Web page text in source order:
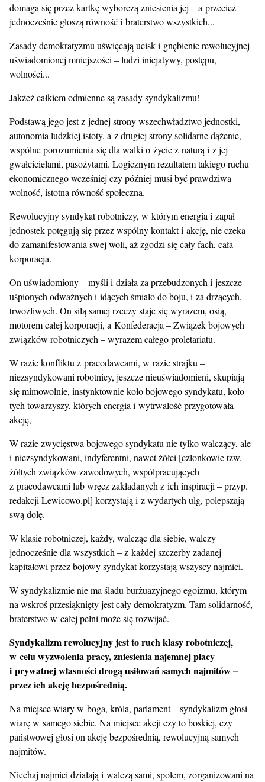
domaga się przez kartkę wyborczą zniesienia jej – a przecież
jednocześnie głoszą równość i braterstwo wszystkich...
Zasady demokratyzmu uświęcają ucisk i gnębienie rewolucyjnej
uświadomionej mniejszości – ludzi inicjatywy, postępu,
wolności...
Jakżeż całkiem odmienne są zasady syndykalizmu!
Podstawą jego jest z jednej strony wszechwładztwo jednostki,
autonomia ludzkiej istoty, a z drugiej strony solidarne dążenie,
wspólne porozumienia się dla walki o życie z naturą i z jej
gwałcicielami, pasożytami. Logicznym rezultatem takiego ruchu
ekonomicznego wcześniej czy później musi być prawdziwa
wolność, istotna równość społeczna.
Rewolucyjny syndykat robotniczy, w którym energia i zapał
jednostek potęgują się przez wspólny kontakt i akcję, nie czeka
do zamanifestowania swej woli, aż zgodzi się cały fach, cała
korporacja.
On uświadomiony – myśli i działa za przebudzonych i jeszcze
uśpionych odważnych i idących śmiało do boju, i za drżących,
trwożliwych. On siłą samej rzeczy staje się wyrazem, osią,
motorem całej korporacji, a Konfederacja – Związek bojowych
związków robotniczych – wyrazem całego proletariatu.
W razie konfliktu z pracodawcami, w razie strajku –
niezsyndykowani robotnicy, jeszcze nieuświadomieni, skupiają
się mimowolnie, instynktownie koło bojowego syndykatu, koło
tych towarzyszy, których energia i wytrwałość przygotowała
akcję,
W razie zwycięstwa bojowego syndykatu nie tylko walczący, ale
i niezsyndykowani, indyferentni, nawet żółci [członkowie tzw.
żółtych związków zawodowych, współpracujących
z pracodawcami lub wręcz zakładanych z ich inspiracji – przyp.
redakcji Lewicowo.pl] korzystają i z wydartych ulg, polepszają
swą dolę.
W klasie robotniczej, każdy, walcząc dla siebie, walczy
jednocześnie dla wszystkich – z każdej szczerby zadanej
kapitałowi przez bojowy syndykat korzystają wszyscy najmici.
W syndykalizmie nie ma śladu burżuazyjnego egoizmu, którym
na wskroś przesiąknięty jest cały demokratyzm. Tam solidarność,
braterstwo w całej pełni może się rozwijać.
Syndykalizm rewolucyjny jest to ruch klasy robotniczej,
w celu wyzwolenia pracy, zniesienia najemnej płacy
i prywatnej własności drogą usiłowań samych najmitów –
przez ich akcję bezpośrednią.
Na miejsce wiary w boga, króla, parlament – syndykalizm głosi
wiarę w samego siebie. Na miejsce akcji czy to boskiej, czy
państwowej głosi on akcję bezpośrednią, rewolucyjną samych
najmitów.
Niechaj najmici działają i walczą sami, społem, zorganizowani na